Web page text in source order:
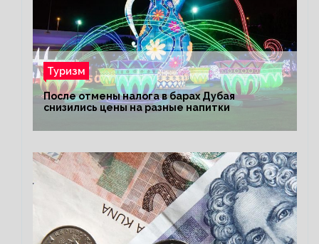
Туризм
После отмены налога в барах Дубая
снизились цены на разные напитки